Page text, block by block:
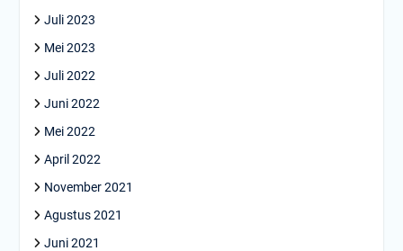
Juli 2023
Mei 2023
Juli 2022
Juni 2022
Mei 2022
April 2022
November 2021
Agustus 2021
Juni 2021